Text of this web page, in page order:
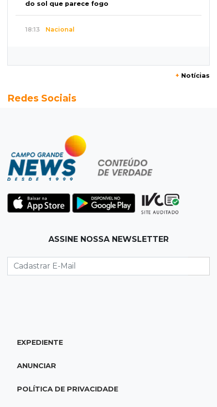
do sol que parece fogo
18:13 Nacional
Cerrado tem queda de 11,5%
Ex-vereador preso começa briga durante
banho de sol e leva socos de detento
17:31 Dourados
tiro na cabeça em loja do pai
Governo libera R$ 433 mil a Deodápolis após
Família pede justiça por eletricista morto por
+ Notícias
Redes Sociais
ASSINE NOSSA NEWSLETTER
EXPEDIENTE
ANUNCIAR
POLÍTICA DE PRIVACIDADE